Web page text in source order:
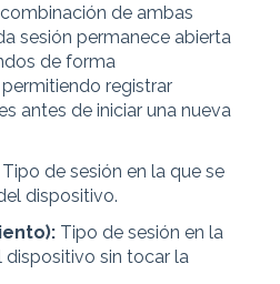
de ambas
sesión permanece abierta
de forma
registrar
antes de iniciar una nueva
Tipo de sesión en la que se
dispositivo.
Tipo de sesión en la
dispositivo sin tocar la